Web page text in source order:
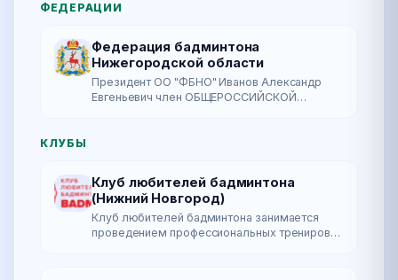
ФЕДЕРАЦИИ
Федерация бадминтона
Нижегородской области
Президент ОО "ФБНО" Иванов Александр
Евгеньевич член ОБЩЕРОССИЙСКОЙ
КЛУБЫ
Клуб любителей бадминтона
(Нижний Новгород)
Клуб любителей бадминтона занимается
проведением профессиональных тренировок